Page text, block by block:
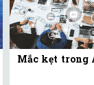
Mắc kẹt trong